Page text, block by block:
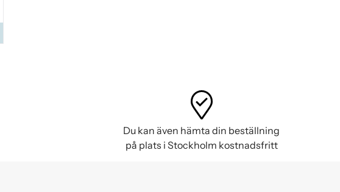
Du kan även hämta din beställning
på plats i Stockholm kostnadsfritt